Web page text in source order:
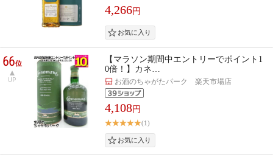
4,266円
66位
UP
【マラソン期間中エントリーでポイント1
0倍！】カネ…
お酒のちゃがたパーク 楽天市場店
4,108円
(1)